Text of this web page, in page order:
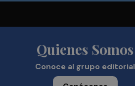
Quienes Somos
Conoce al grupo editorial